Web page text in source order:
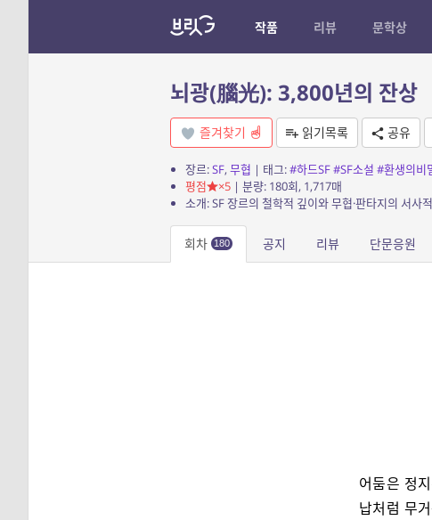
작품 리뷰 문학상
뇌광(腦光): 3,800년의 잔상
즐겨찾기 읽기목록 공유
장르:SF, 무협 | 태그:#하드SF#SF소설 #환생의비
평점
×5| 분량: 180회, 1,717매
소개: SF 장르의 철학적 깊이와 무협·판타지의 서
회차 180 공지 리뷰 단문응원
어둠은 정
납처럼 무